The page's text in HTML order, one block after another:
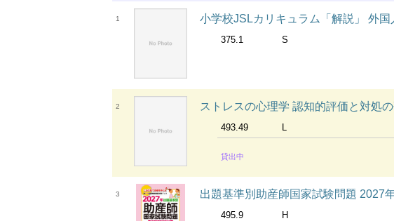
1 小学校JSLカリキュラム「解説」 外
375.1 S
2 ストレスの心理学 認知的評価と対処
493.49 L
貸出中
3 出題基準別助産師国家試験問題 2027
495.9 H